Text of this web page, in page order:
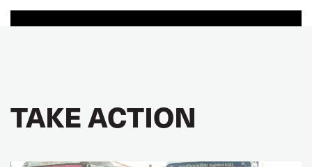
TAKE ACTION